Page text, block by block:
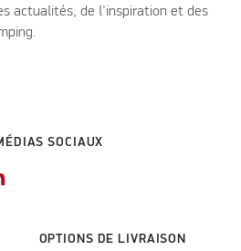
actualités, de l'inspiration et des
SOCIAUX
OPTIONS DE LIVRAISON